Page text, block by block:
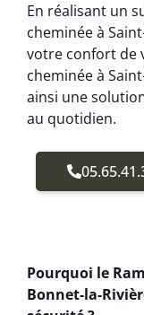
En réalisant un
cheminée à
votre confort de
cheminée à
ainsi une
au quotidien.
Pourquoi le
Bonnet-la-